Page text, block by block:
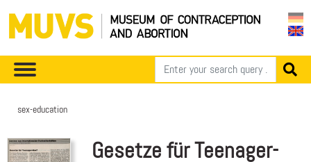
sex-education
Gesetze für Teenager-